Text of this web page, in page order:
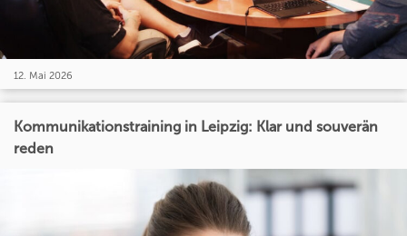
12. Mai 2026
Kommunikationstraining in Leipzig: Klar und souverän
reden